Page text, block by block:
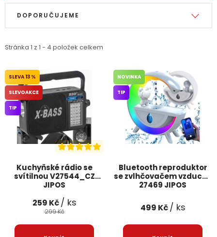
Výprodej
Jaký je aktuální stav mé objednávky?
Velkoobchodní spolupráce (B2B) Prodejna nářadí
Servis nářadí Hodnocení obchodu
Doprava a platba Váš zákaznický účet Kontakt
Reklamační formulář Odstoupení ve lhůtě 14 dní
Výpis produktů
Stránka 1 z 1 - 4 položek celkem
Řazení produktů
DOPORUČUJEME
Kuchyňské rádio se
svítilnou V27544_CZ
JIPOS
13 %
SLEVOAKCE
TIP
259 Kč/ ks
299 Kč
Bluetooth reproduktor
se zvlhčovačem vzduchu
27469 JIPOS
NOVINKA
TIP
499 Kč/ ks